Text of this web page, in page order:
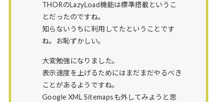
THORのLazyLoad機能は標準搭載というこ
とだったのですね。
知らないうちに利用してたということです
ね。お恥ずかしい。
大変勉強になりました。
表示速度を上げるためにはまだまだやるべき
ことがあるようですね。
Google XML Sitemapsも外してみようと思